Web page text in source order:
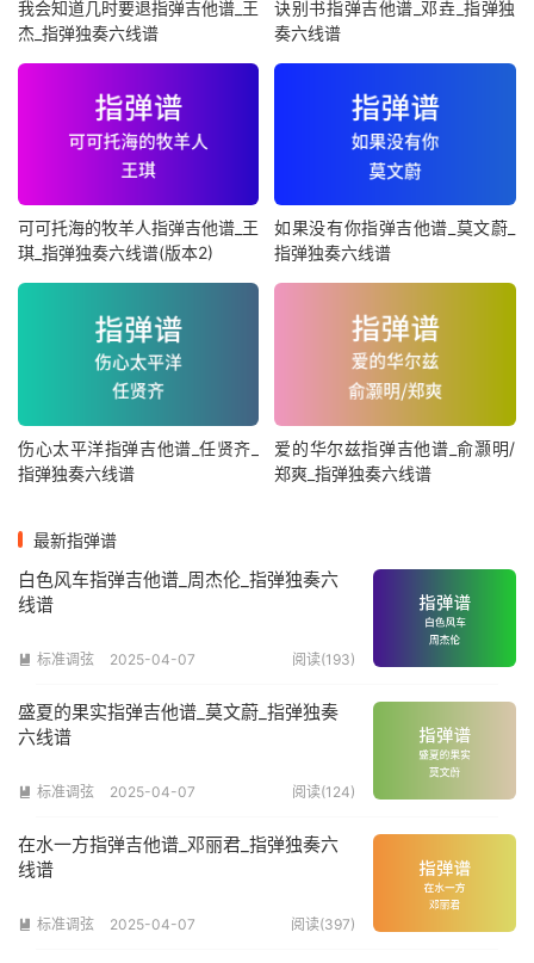
我会知道几时要退指弹吉他谱_王
杰_指弹独奏六线谱
诀别书指弹吉他谱_邓垚_指弹独
奏六线谱
可可托海的牧羊人指弹吉他谱_王
琪_指弹独奏六线谱(版本2)
如果没有你指弹吉他谱_莫文蔚_
指弹独奏六线谱
伤心太平洋指弹吉他谱_任贤齐_
指弹独奏六线谱
爱的华尔兹指弹吉他谱_俞灏明/
郑爽_指弹独奏六线谱
最新指弹谱
白色风车指弹吉他谱_周杰伦_指弹独奏六
线谱
 标准调弦 2025-04-07 阅读(193)
盛夏的果实指弹吉他谱_莫文蔚_指弹独奏
六线谱
 标准调弦 2025-04-07 阅读(124)
在水一方指弹吉他谱_邓丽君_指弹独奏六
线谱
 标准调弦 2025-04-07 阅读(397)